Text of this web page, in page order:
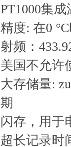
PT1000集
精度: 在0
射频：
美国不允许
大存储量:
期
闪存，用于
超长记录时